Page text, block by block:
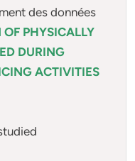
des données
PHYSICALLY
DURING
ACTIVITIES